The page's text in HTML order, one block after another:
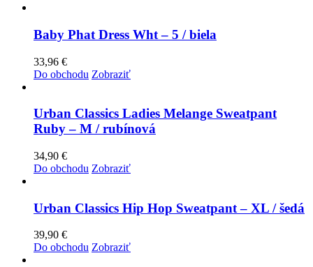
Baby Phat Dress Wht – 5 / biela
33,96 €
Do obchodu Zobraziť
Urban Classics Ladies Melange Sweatpant
Ruby – M / rubínová
34,90 €
Do obchodu Zobraziť
Urban Classics Hip Hop Sweatpant – XL / šedá
39,90 €
Do obchodu Zobraziť